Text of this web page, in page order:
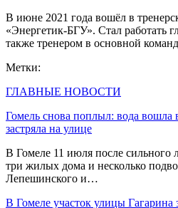
В июне 2021 года вошёл в
«Энергетик-БГУ». Стал работать
также тренером в основной
Метки:
ГЛАВНЫЕ НОВОСТИ
Гомель снова поплыл: вода вошла
застряла на улице
В Гомеле 11 июля после
три жилых дома и несколько
Лепешинского и…
В Гомеле участок улицы Гагарина